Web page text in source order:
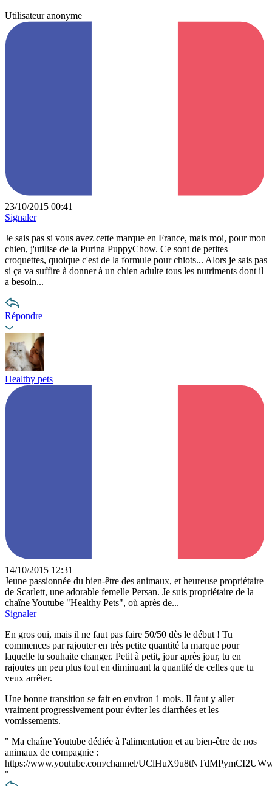
Utilisateur anonyme
23/10/2015 00:41
Signaler
Je sais pas si vous avez cette marque en France, mais moi, pour mon
chien, j'utilise de la Purina PuppyChow. Ce sont de petites
croquettes, quoique c'est de la formule pour chiots... Alors je sais pas
si ça va suffire à donner à un chien adulte tous les nutriments dont il
a besoin...
Répondre
Healthy pets
14/10/2015 12:31
Jeune passionnée du bien-être des animaux, et heureuse propriétaire
de Scarlett, une adorable femelle Persan. Je suis propriétaire de la
chaîne Youtube "Healthy Pets", où après de...
Signaler
En gros oui, mais il ne faut pas faire 50/50 dès le début ! Tu
commences par rajouter en très petite quantité la marque pour
laquelle tu souhaite changer. Petit à petit, jour après jour, tu en
rajoutes un peu plus tout en diminuant la quantité de celles que tu
veux arrêter.
Une bonne transition se fait en environ 1 mois. Il faut y aller
vraiment progressivement pour éviter les diarrhées et les
vomissements.
" Ma chaîne Youtube dédiée à l'alimentation et au bien-être de nos
animaux de compagnie :
https://www.youtube.com/channel/
"